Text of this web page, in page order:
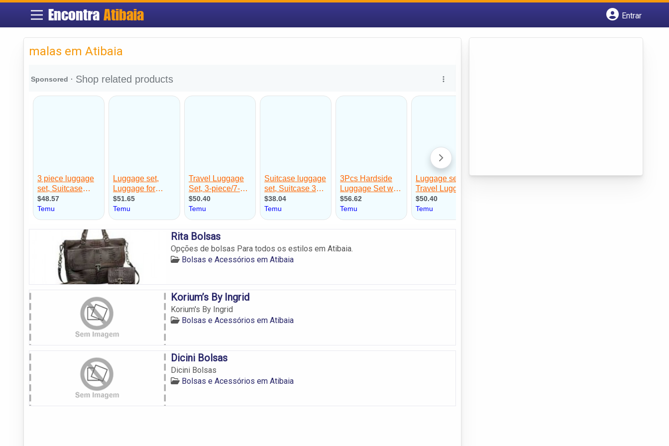
EncontraAtibaia
Entrar
malas em Atibaia
Rita Bolsas
Opções de bolsas Para todos os estilos em Atibaia.
Bolsas e Acessórios em Atibaia
Korium’s By Ingrid
Korium's By Ingrid
Bolsas e Acessórios em Atibaia
Dicini Bolsas
Dicini Bolsas
Bolsas e Acessórios em Atibaia